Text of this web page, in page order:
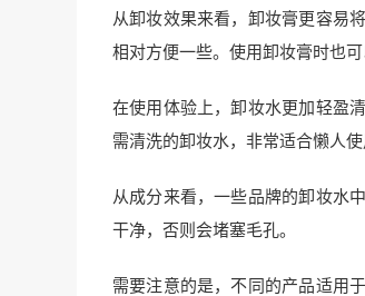
从卸妆效果来看，卸妆膏更容易
相对方便一些。使用卸妆膏时也
在使用体验上，卸妆水更加轻盈
需清洗的卸妆水，非常适合懒人使
从成分来看，一些品牌的卸妆水
干净，否则会堵塞毛孔。
需要注意的是，不同的产品适用